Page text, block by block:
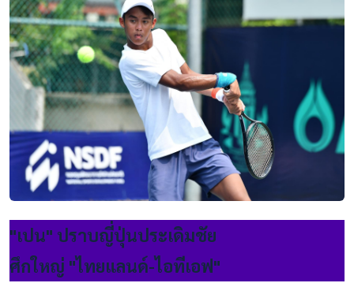
"เปน" ปราบญี่ปุ่นประเดิมชัย
ศึกใหญ่ "ไทยแลนด์-ไอทีเอฟ"